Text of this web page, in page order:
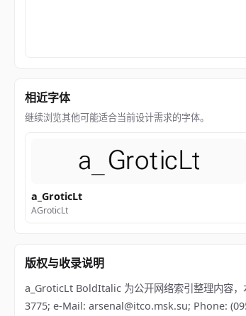
相近字体
继续浏览其他可能适合当前设计需求的字体。
a_GroticLt
AGroticLt
版权与收录说明
a_GroticLt BoldItalic 为公开网络索引整理内容
3775; e-Mail: arsenal@itco.msk.su; Phone: